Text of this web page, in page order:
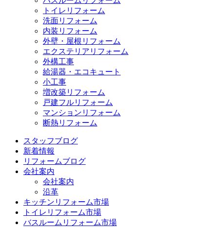
トイレリフォーム
洗面リフォーム
内装リフォーム
外壁・屋根リフォーム
エクステリアリフォーム
外構工事
給湯器・エコキュート
小工事
増改築リフォーム
戸建フルリフォーム
マンションリフォーム
断熱リフォーム
スタッフブログ
新着情報
リフォームブログ
会社案内
会社案内
沿革
キッチンリフォーム市場
トイレリフォーム市場
バスルームリフォーム市場